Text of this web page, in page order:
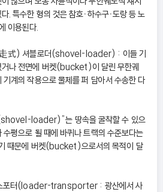
. 특수한 형의 것은 참호ㆍ하수구ㆍ도랑 등 노
이용된다.
式) 셔블로더(shovel-loader) : 이들 기
거나 전면에 버켓(bucket)이 달린 무한궤
기계의 작용으로 물체를 퍼 담아서 수송한 다
loader)”는 땅속을 굴착할 수 있으
수평으로 될 때에 바퀴나 트랙의 수준보다는
때문에 버켓(bucket)으로서의 목적이 달
포터(loader-transporter : 광산에서 사